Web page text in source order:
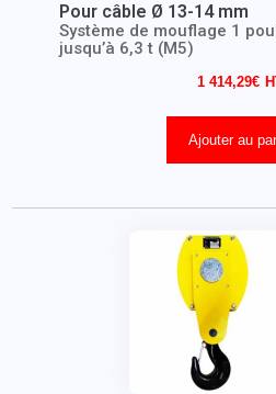
Pour câble Ø 13-14 mm
Système de mouflage 1
jusqu’à 6,3 t (M5)
1 414,29€
Ajouter au